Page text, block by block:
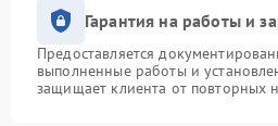
Гарантия на работы и
Предоставляется
выполненные работы и
защищает клиента от повторных